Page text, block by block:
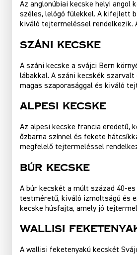
Az anglonúbiai kecske helyi
széles, lelógó fülekkel. A kifejlett
kiváló tejtermeléssel rendelkezik.
Száni Kecske
A száni kecske a svájci Bern
lábakkal. A száni kecskék szarvalt
magas szaporasággal és kiváló
Alpesi Kecske
Az alpesi kecske francia eredetű,
őzbarna színnel és fekete
megfelelő tejtermeléssel
Búr Kecske
A búr kecskét a múlt század 40-
testméretű, kiváló izmoltságú és
kecske húsfajta, amely jó
Wallisi
A wallisi feketenyakú kecskét